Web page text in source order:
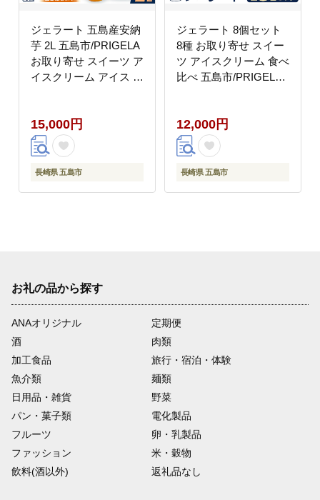
ジェラート 五島産安納
芋 2L 五島市/PRIGELA
お取り寄せ スイーツ ア
イスクリーム アイス お
15,000円
長崎県 五島市
ジェラート 8個セット
8種 お取り寄せ スイー
ツ アイスクリーム 食べ
比べ 五島市/PRIGELA
12,000円
長崎県 五島市
お礼の品から探す
ANAオリジナル
定期便
酒
肉類
加工食品
旅行・宿泊・体験
魚介類
麺類
日用品・雑貨
野菜
パン・菓子類
電化製品
フルーツ
卵・乳製品
ファッション
米・穀物
飲料(酒以外)
返礼品なし